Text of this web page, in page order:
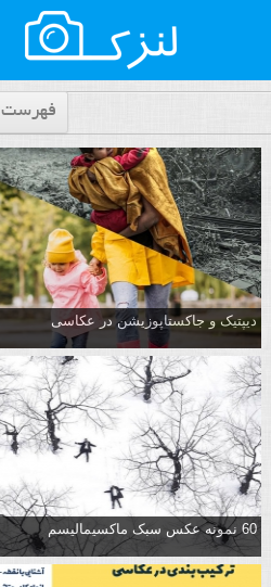
فهرست
دیپتیک و جاکستا‌پوزیشن در عکاسی
60 نمونه عکس سبک ماکسیمالیسم